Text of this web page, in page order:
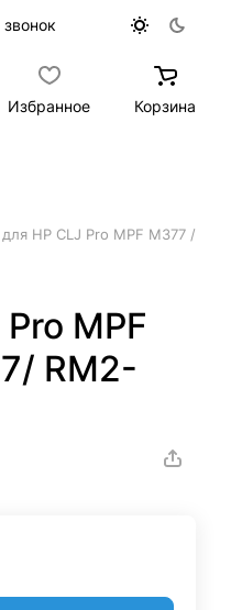
звонок
Избранное Корзина
HP CLJ Pro MPF M377 /
MPF
RM2-